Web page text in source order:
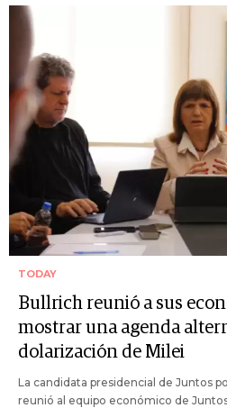
TODAY
Bullrich reunió a sus
mostrar una agenda
dolarización de Milei
La candidata presidencial de Juntos
reunió al equipo económico de